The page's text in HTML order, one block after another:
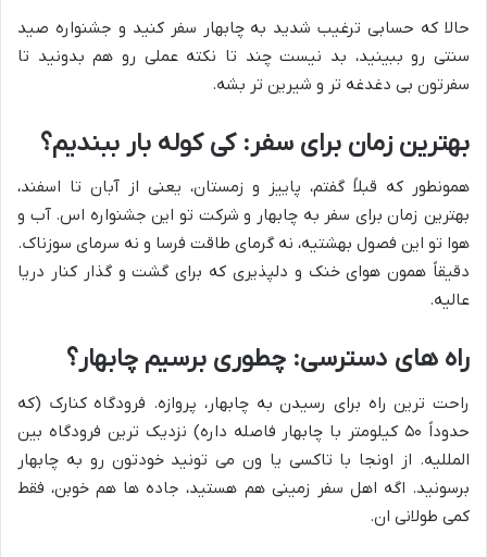
حالا که حسابی ترغیب شدید به چابهار سفر کنید و جشنواره صید
سنتی رو ببینید، بد نیست چند تا نکته عملی رو هم بدونید تا
سفرتون بی دغدغه تر و شیرین تر بشه.
بهترین زمان برای سفر: کی کوله بار ببندیم؟
همونطور که قبلاً گفتم، پاییز و زمستان، یعنی از آبان تا اسفند،
بهترین زمان برای سفر به چابهار و شرکت تو این جشنواره اس. آب و
هوا تو این فصول بهشتیه، نه گرمای طاقت فرسا و نه سرمای سوزناک.
دقیقاً همون هوای خنک و دلپذیری که برای گشت و گذار کنار دریا
عالیه.
راه های دسترسی: چطوری برسیم چابهار؟
راحت ترین راه برای رسیدن به چابهار، پروازه. فرودگاه کنارک (که
حدوداً ۵۰ کیلومتر با چابهار فاصله داره) نزدیک ترین فرودگاه بین
المللیه. از اونجا با تاکسی یا ون می تونید خودتون رو به چابهار
برسونید. اگه اهل سفر زمینی هم هستید، جاده ها هم خوبن، فقط
کمی طولانی ان.